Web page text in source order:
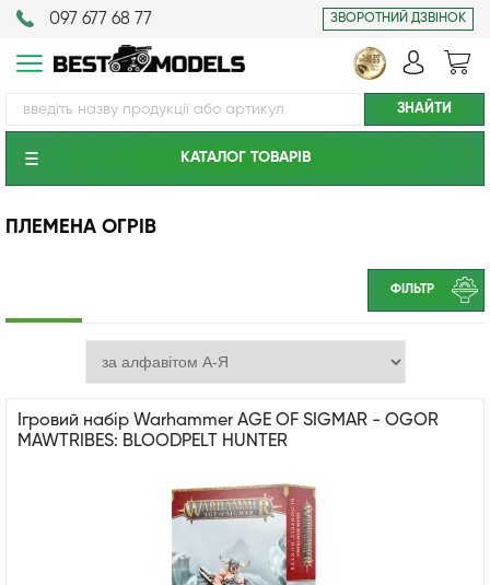
097 677 68 77 ЗВОРОТНИЙ ДЗВІНОК
КАТАЛОГ ТОВАРIВ
ПЛЕМЕНА ОГРІВ
ФІЛЬТР
Ігровий набір Warhammer AGE OF SIGMAR - OGOR
MAWTRIBES: BLOODPELT HUNTER